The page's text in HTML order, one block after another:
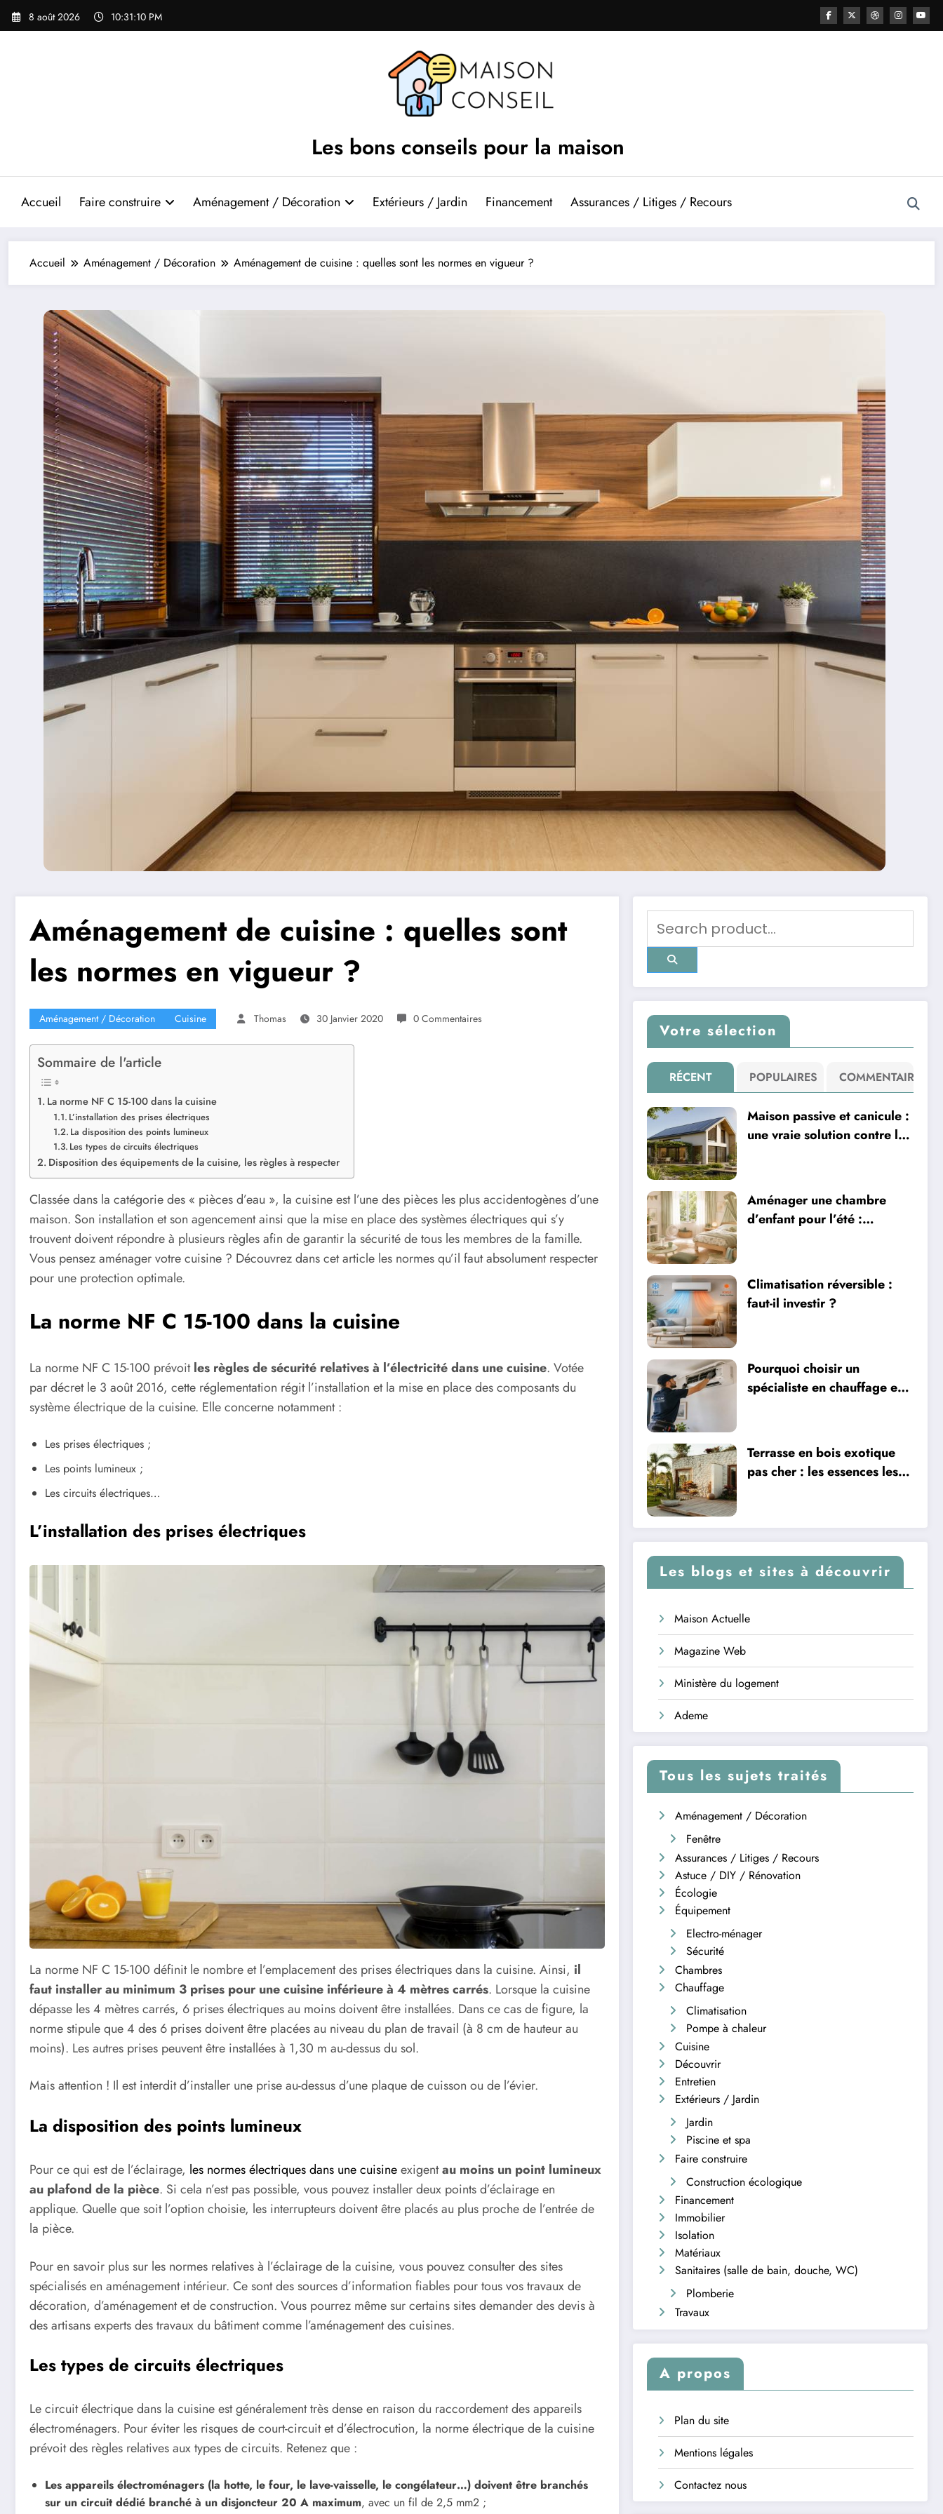
Aller
8 août 2026 10:31:11 PM
Les bons conseils pour la maison
Accueil Faire construire Aménagement / Décoration Extérieurs / Jardin Financement Assurances / Litiges / Recours
Accueil Aménagement / Décoration Aménagement de cuisine : quelles sont les normes en vigueur ?
Aménagement de cuisine : quelles sont
les normes en vigueur ?
Aménagement / Décoration Cuisine Thomas 30 Janvier 2020 0 Commentaires
Sommaire de l'article
La norme NF C 15-100 dans la cuisine
L’installation des prises électriques
La disposition des points lumineux
Les types de circuits électriques
Disposition des équipements de la cuisine, les règles à respecter
Classée dans la catégorie des « pièces d’eau », la cuisine est l’une des pièces les plus accidentogènes d’une
maison. Son installation et son agencement ainsi que la mise en place des systèmes électriques qui s’y
trouvent doivent répondre à plusieurs règles afin de garantir la sécurité de tous les membres de la famille.
Vous pensez aménager votre cuisine ? Découvrez dans cet article les normes qu’il faut absolument respecter
pour une protection optimale.
La norme NF C 15-100 dans la cuisine
La norme NF C 15-100 prévoitles règles de sécurité relatives à l’électricité dans une cuisine. Votée
par décret le 3 août 2016, cette réglementation régit l’installation et la mise en place des composants du
système électrique de la cuisine. Elle concerne notamment :
Les prises électriques ;
Les points lumineux ;
Les circuits électriques…
L’installation des prises électriques
La norme NF C 15-100 définit le nombre et l’emplacement des prises électriques dans la cuisine. Ainsi, il
faut installer au minimum 3 prises pour une cuisine inférieure à 4 mètres carrés. Lorsque la cuisine
dépasse les 4 mètres carrés, 6 prises électriques au moins doivent être installées. Dans ce cas de figure, la
norme stipule que 4 des 6 prises doivent être placées au niveau du plan de travail (à 8 cm de hauteur au
moins). Les autres prises peuvent être installées à 1,30 m au-dessus du sol.
Mais attention ! Il est interdit d’installer une prise au-dessus d’une plaque de cuisson ou de l’évier.
La disposition des points lumineux
Pour ce qui est de l’éclairage, les normes électriques dans une cuisineexigentau moins un point lumineux
au plafond de la pièce. Si cela n’est pas possible, vous pouvez installer deux points d’éclairage en
applique. Quelle que soit l’option choisie, les interrupteurs doivent être placés au plus proche de l’entrée de
la pièce.
Pour en savoir plus sur les normes relatives à l’éclairage de la cuisine, vous pouvez consulter des sites
spécialisés en aménagement intérieur. Ce sont des sources d’information fiables pour tous vos travaux de
décoration, d’aménagement et de construction. Vous pourrez même sur certains sites demander des devis à
des artisans experts des travaux du bâtiment comme l’aménagement des cuisines.
Les types de circuits électriques
Le circuit électrique dans la cuisine est généralement très dense en raison du raccordement des appareils
électroménagers. Pour éviter les risques de court-circuit et d’électrocution, la norme électrique de la cuisine
prévoit des règles relatives aux types de circuits. Retenez que :
Les appareils électroménagers (la hotte, le four, le lave-vaisselle, le congélateur…) doivent être branchés
sur un circuit dédié branché à un disjoncteur 20 A maximum, avec un fil de 2,5 mm2 ;
Votre sélection
RÉCENT POPULAIRES COMMENTAIRE
Maison passive et canicule :
une vraie solution contre la
Aménager une chambre
d’enfant pour l’été :
Climatisation réversible :
faut-il investir ?
Pourquoi choisir un
spécialiste en chauffage et
Terrasse en bois exotique
pas cher : les essences les
Les blogs et sites à découvrir
Maison Actuelle
Magazine Web
Ministère du logement
Ademe
Tous les sujets traités
Aménagement / Décoration
Fenêtre
Assurances / Litiges / Recours
Astuce / DIY / Rénovation
Écologie
Équipement
Electro-ménager
Sécurité
Chambres
Chauffage
Climatisation
Pompe à chaleur
Cuisine
Découvrir
Entretien
Extérieurs / Jardin
Jardin
Piscine et spa
Faire construire
Construction écologique
Financement
Immobilier
Isolation
Matériaux
Sanitaires (salle de bain, douche, WC)
Plomberie
Travaux
A propos
Plan du site
Mentions légales
Contactez nous